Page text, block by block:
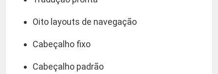
Oito layouts de navegação
Cabeçalho fixo
Cabeçalho padrão